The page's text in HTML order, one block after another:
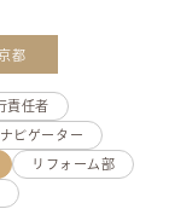
都
責任者
ビゲーター
リフォーム部